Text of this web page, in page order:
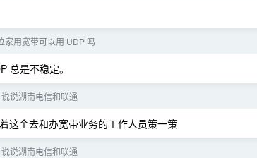
家用宽带可以用 UDP 吗
总是不稳定。
说说湖南电信和联通
这个去和办宽带业务的工作人员策一策
说说湖南电信和联通